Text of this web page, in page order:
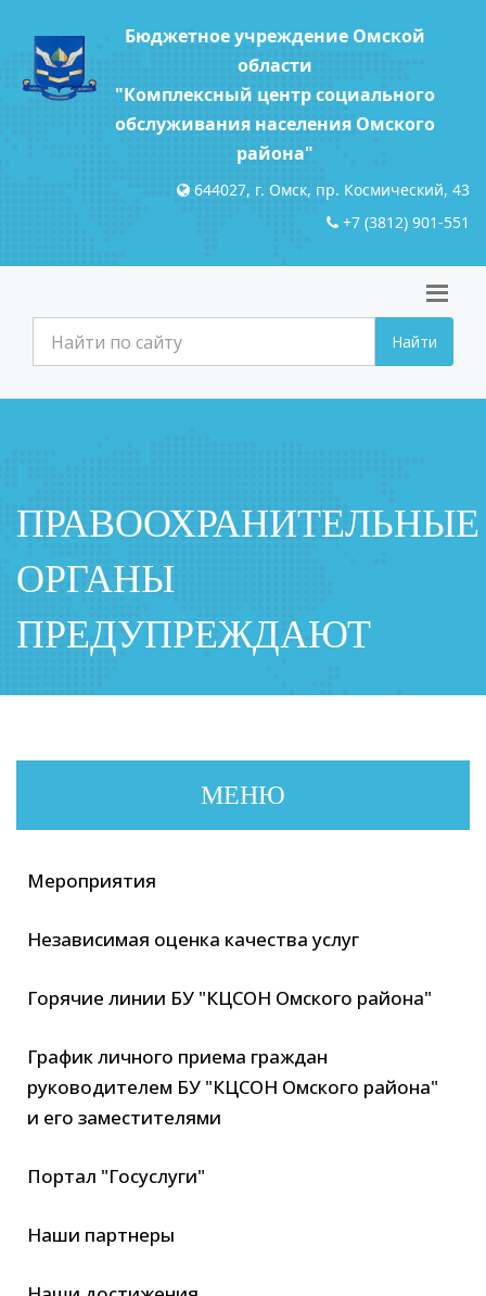
Бюджетное учреждение Омской
области
"Комплексный центр социального
обслуживания населения Омского
района"
644027, г. Омск, пр. Космический, 43
+7 (3812) 901-551
Найти
ПРАВООХРАНИТЕЛЬНЫЕ
ОРГАНЫ
ПРЕДУПРЕЖДАЮТ
МЕНЮ
Мероприятия
Независимая оценка качества услуг
Горячие линии БУ "КЦСОН Омского района"
График личного приема граждан
руководителем БУ "КЦСОН Омского района"
и его заместителями
Портал "Госуслуги"
Наши партнеры